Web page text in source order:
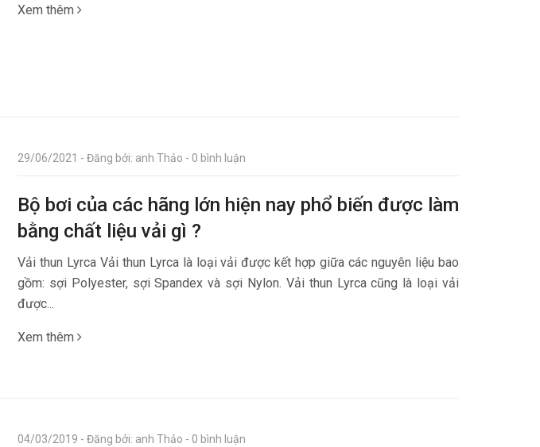
Xem thêm
29/06/2021 - Đăng bởi: anh Thảo - 0 bình luận
Bộ bơi của các hãng lớn hiện nay phổ biến được làm
bằng chất liệu vải gì ?
Vải thun Lyrca Vải thun Lyrca là loại vải được kết hợp giữa các nguyên liệu bao
gồm: sợi Polyester, sợi Spandex và sợi Nylon. Vải thun Lyrca cũng là loại vải
được...
Xem thêm
04/03/2019 - Đăng bởi: anh Thảo - 0 bình luận